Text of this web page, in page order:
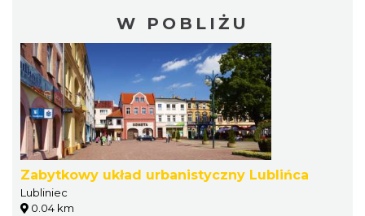
W POBLIŻU
Zabytkowy układ urbanistyczny Lublińca
Lubliniec
0.04 km